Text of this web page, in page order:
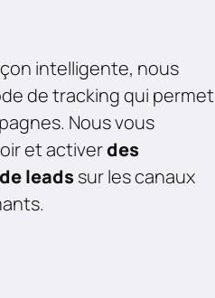
intelligente, nous
de tracking qui permet
Nous vous
et activerdes
leadssur les canaux